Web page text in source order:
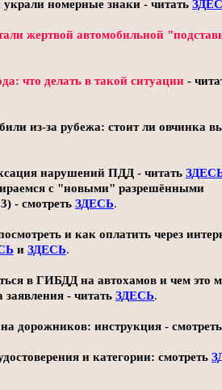
украли номерные знаки - читать
жертвой автомобильной
что делать в такой ситуации -
из-за рубежа: стоит ли овчинка
нарушений ПДД - читать
с "новыми" разрешёнными
- смотреть ЗДЕСЬ.
и как оплатить через
и ЗДЕСЬ.
в ГИБДД на автохамов и чем это
заявления - читать ЗДЕСЬ.
дорожников: инструкция -
и категории: смотреть